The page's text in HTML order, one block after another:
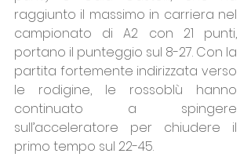
raggiunto il massimo in carriera nel
campionato di A2 con 21 punti,
portano il punteggio sul 8-27. Con la
partita fortemente indirizzata verso
le rodigine, le rossoblù hanno
continuato a spingere
sull’acceleratore per chiudere il
primo tempo sul 22-45.